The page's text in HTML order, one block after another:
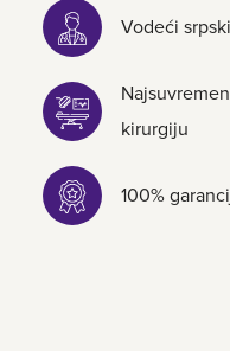
Vodeći
kirurgiju
100%